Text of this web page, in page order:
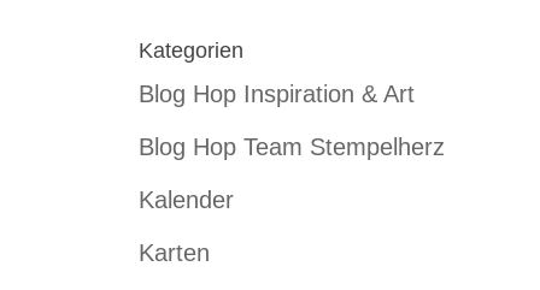
Kategorien
Blog Hop Inspiration & Art
Blog Hop Team Stempelherz
Kalender
Karten